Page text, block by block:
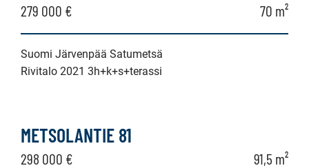
279 000 € 70 m²
Suomi Järvenpää Satumetsä
Rivitalo 2021 3h+k+s+terassi
METSOLANTIE 81
298 000 € 91,5 m²